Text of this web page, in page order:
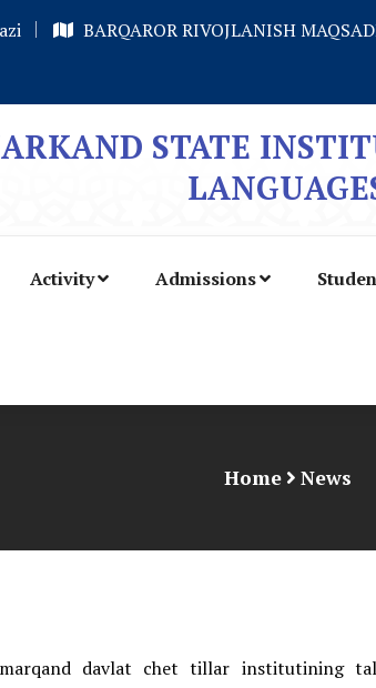
BARQAROR RIVOJLANISH
STATE
Activity Admissions
Home News
davlat chet tillar institutining